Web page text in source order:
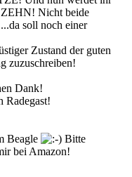
Nicht beide
soll noch einer
Zustand der guten
zuzuschreiben!
Dank!
Radegast!
Beagle
Bitte
bei Amazon!